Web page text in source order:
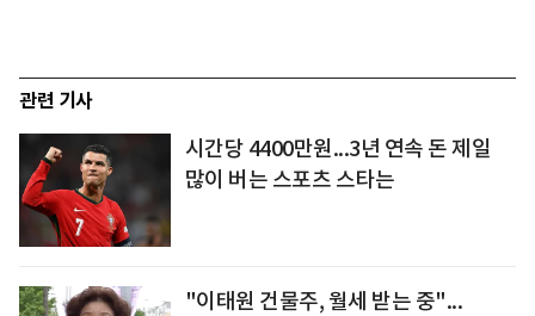
관련 기사
시간당 4400만원...3년 연속 돈 제일
많이 버는 스포츠 스타는
"이태원 건물주, 월세 받는 중"...